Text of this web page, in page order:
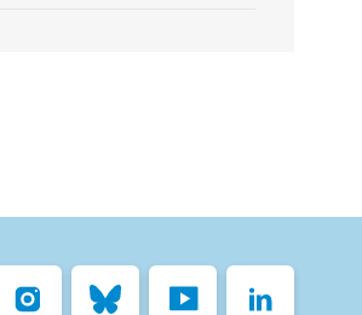
Bluesky YouTube LinkedIn